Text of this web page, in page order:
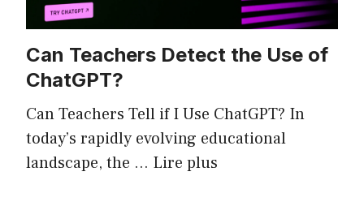
Can Teachers Detect the Use of
ChatGPT?
Can Teachers Tell if I Use ChatGPT? In
today’s rapidly evolving educational
landscape, the … Lire plus